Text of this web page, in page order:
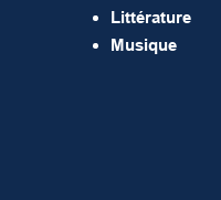
Littérature
Musique